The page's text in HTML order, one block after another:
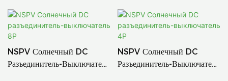
NSPV Солнечный DC
Разъединитель-Выключатель
NSPV Солнечный DC
Разъединитель-Выключатель